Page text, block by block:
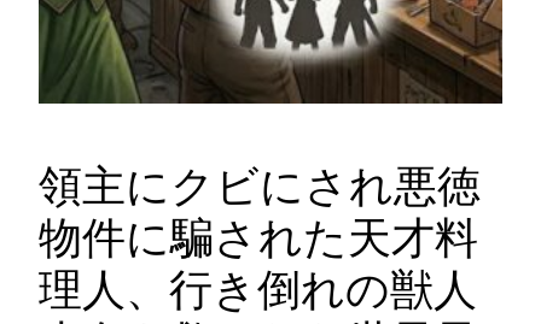
領主にクビにされ悪徳
物件に騙された天才料
理人、行き倒れの獣人